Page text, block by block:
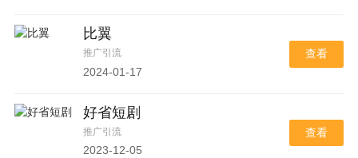
比翼
推广引流
2024-01-17
查看
好省短剧
推广引流
2023-12-05
查看